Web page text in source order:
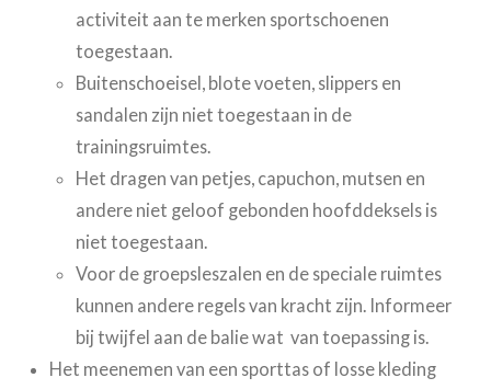
activiteit aan te merken sportschoenen
toegestaan.
Buitenschoeisel, blote voeten, slippers en
sandalen zijn niet toegestaan in de
trainingsruimtes.
Het dragen van petjes, capuchon, mutsen en
andere niet geloof gebonden hoofddeksels is
niet toegestaan.
Voor de groepsleszalen en de speciale ruimtes
kunnen andere regels van kracht zijn. Informeer
bij twijfel aan de balie wat van toepassing is.
Het meenemen van een sporttas of losse kleding